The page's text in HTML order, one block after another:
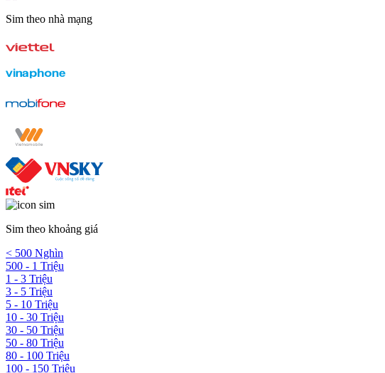
Sim theo nhà mạng
Sim theo khoảng giá
< 500 Nghìn
500 - 1 Triệu
1 - 3 Triệu
3 - 5 Triệu
5 - 10 Triệu
10 - 30 Triệu
30 - 50 Triệu
50 - 80 Triệu
80 - 100 Triệu
100 - 150 Triệu